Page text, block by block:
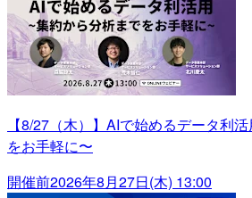
【8/27（木）】AIで始めるデータ利
をお手軽に〜
開催前2026年8月27日(木) 13:00